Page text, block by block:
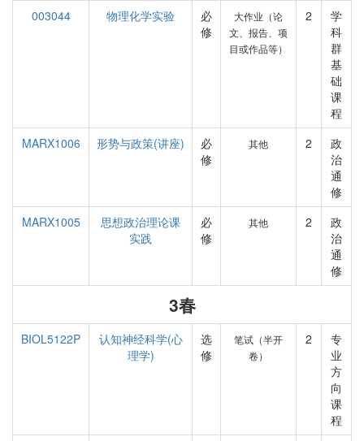
003044 物理化学实验
必
修
大作业（论
文、报告、项
目或作品等）
2
学
科
群
基
础
课
程
MARX1006
形势与政策(讲座)
必
修
其他 2
政
治
通
修
MARX1005
思想政治理论课
实践
必
修
其他 2
政
治
通
修
3春
BIOL5122P
认知神经科学(心
理学)
选
修
笔试（半开
卷）
2
专
业
方
向
课
程